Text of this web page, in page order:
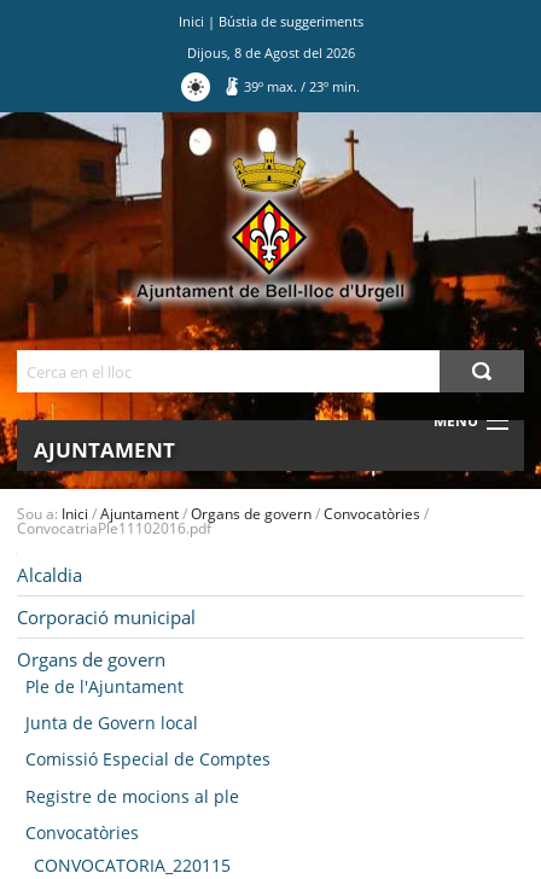
Inici | Bústia de suggeriments
Dijous, 8de Agostdel 2026
39º max./ 23º min.
MENU
AJUNTAMENT
BELL-LLOC SOLUCIONA
Sou a: Inici /Ajuntament/Organs de govern/Convocatòries/
ConvocatriaPle11102016.pdf
Alcaldia
Corporació municipal
Organs de govern
Ple de l'Ajuntament
Junta de Govern local
Comissió Especial de Comptes
Registre de mocions al ple
Convocatòries
CONVOCATORIA_220115